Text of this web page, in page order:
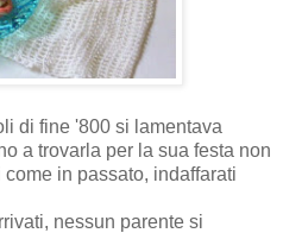
di fine '800 si lamentava
a trovarla per la sua festa non
in passato, indaffarati
nessun parente si